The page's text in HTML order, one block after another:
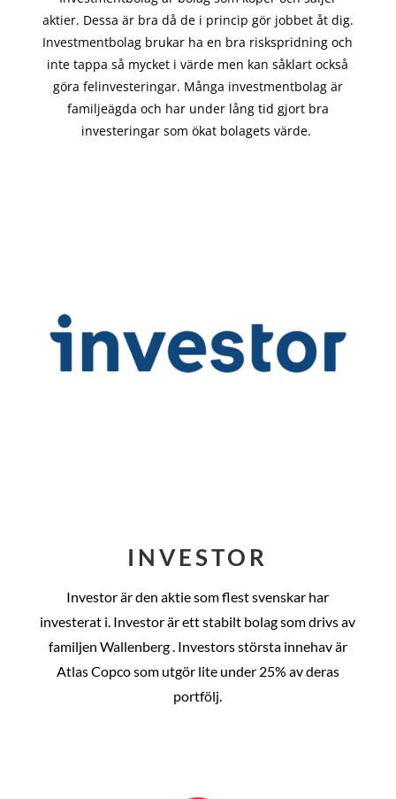
aktier. Dessa är bra då de i princip görjobbet åt dig.
Investmentbolag brukar ha en bra riskspridning och
inte tappa så mycket i värde men kan såklart också
göra felinvesteringar. Många investmentbolag är
familjeägda och har under lång tid gjort bra
investeringar som ökat bolagets värde.
INVESTOR
Investor är den aktie som flest svenskar har
investerat i. Investor är ett stabilt bolag som drivs av
familjen Wallenberg . Investors största innehav är
Atlas Copco som utgör lite under 25% av deras
portfölj.